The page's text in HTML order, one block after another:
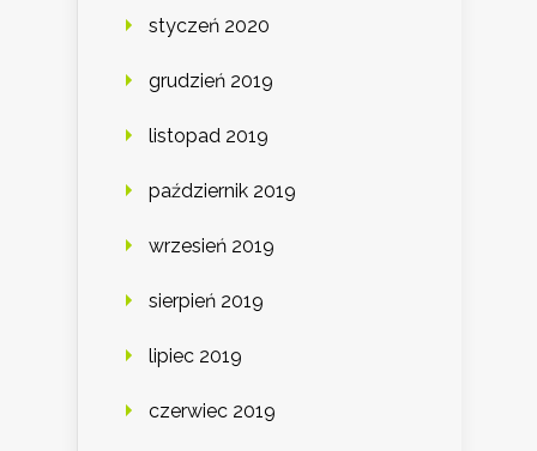
styczeń 2020
grudzień 2019
listopad 2019
październik 2019
wrzesień 2019
sierpień 2019
lipiec 2019
czerwiec 2019